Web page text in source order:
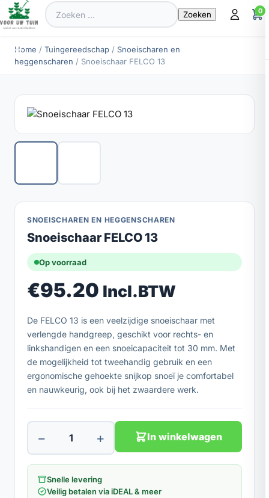
Zoeken
naar:
0
Home / Tuingereedschap / Snoeischaren en
heggenscharen / Snoeischaar FELCO 13
SNOEISCHAREN EN HEGGENSCHAREN
Snoeischaar FELCO 13
Op voorraad
€95.20 Incl.BTW
De FELCO 13 is een veelzijdige snoeischaar met
verlengde handgreep, geschikt voor rechts- en
linkshandigen en een snoeicapaciteit tot 30 mm. Met
de mogelijkheid tot tweehandig gebruik en een
ergonomische gehoekte snijkop snoeï je comfortabel
en nauwkeurig, ook bij het zwaardere werk.
− + In winkelwagen
Snelle levering
Veilig betalen via iDEAL & meer